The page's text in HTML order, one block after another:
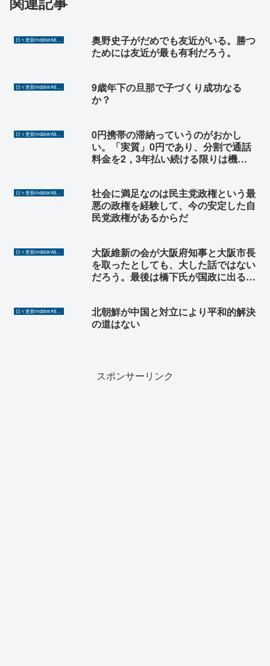
日々更新mobilerA8（Yahoo!ニュースを毎日ウォッチ）
奥野史子がだめでも友近がいる。勝つ
ためには友近が最も有利だろう。
9歳年下の旦那で子づくり成功なる
か？
0円携帯の滞納っていうのがおかし
い。「実質」0円であり、分割で通話
料金を2，3年払い続ける限りは機種
日々更新mobilerA8（Yahoo!ニュースを毎日ウォッチ）
社会に満足なのは民主党政権という最
悪の政権を経験して、今の安定した自
民党政権があるからだ
大阪維新の会が大阪府知事と大阪市長
を取ったとしても、大した話ではない
だろう。最後は橋下氏が国政に出ると
北朝鮮が中国と対立により平和的解決
の道はない
スポンサーリンク